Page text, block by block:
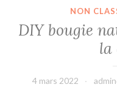
NON
DIY bougie
la
4 mars 2022